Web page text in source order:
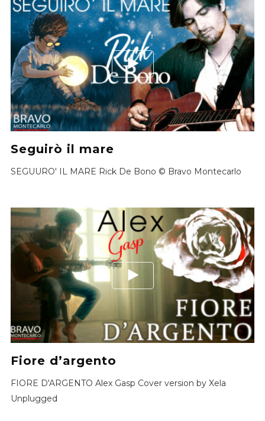
Seguirò il mare
SEGUURO' IL MARE Rick De Bono © Bravo Montecarlo
Fiore d’argento
FIORE D'ARGENTO Alex Gasp Cover version by Xela
Unplugged